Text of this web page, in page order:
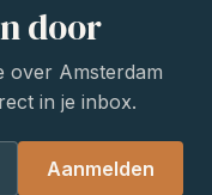
door
over Amsterdam
in je inbox.
Aanmelden